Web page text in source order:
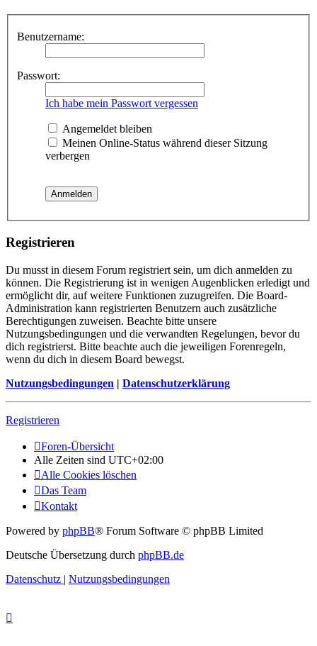
Benutzername:
Passwort:
Ich habe mein Passwort vergessen
Angemeldet bleiben
Meinen Online-Status während dieser Sitzung
verbergen
Registrieren
Du musst in diesem Forum registriert sein, um dich anmelden zu
können. Die Registrierung ist in wenigen Augenblicken erledigt und
ermöglicht dir, auf weitere Funktionen zuzugreifen. Die Board-
Administration kann registrierten Benutzern auch zusätzliche
Berechtigungen zuweisen. Beachte bitte unsere
Nutzungsbedingungen und die verwandten Regelungen, bevor du
dich registrierst. Bitte beachte auch die jeweiligen Forenregeln,
wenn du dich in diesem Board bewegst.
Nutzungsbedingungen | Datenschutzerklärung
Registrieren
Foren-Übersicht
Alle Zeiten sind UTC+02:00
Alle Cookies löschen
Das Team
Kontakt
Powered by phpBB® Forum Software © phpBB Limited
Deutsche Übersetzung durch phpBB.de
Datenschutz | Nutzungsbedingungen